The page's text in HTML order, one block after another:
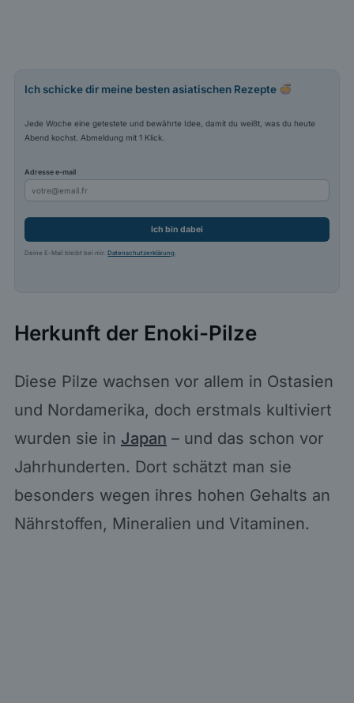
Ich schicke dir meine besten asiatischen Rezepte
Jede Woche eine getestete und bewährte Idee, damit du weißt, was du heute
Abend kochst. Abmeldung mit 1 Klick.
Adresse e-mail
Ich bin dabei
Deine E-Mail bleibt bei mir.Datenschutzerklärung.
Herkunft der Enoki-Pilze
Diese Pilze wachsen vor allem in Ostasien
und Nordamerika, doch erstmals kultiviert
wurden sie in Japan – und das schon vor
Jahrhunderten. Dort schätzt man sie
besonders wegen ihres hohen Gehalts an
Nährstoffen, Mineralien und Vitaminen.